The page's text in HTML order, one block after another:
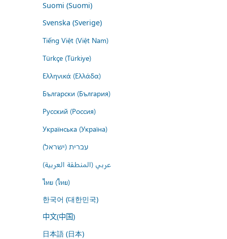
Suomi (Suomi)
Svenska (Sverige)
Tiếng Việt (Việt Nam)
Türkçe (Türkiye)
Ελληνικά (Ελλάδα)
Български (България)
Русский (Россия)
Українська (Україна)
עברית (ישראל)
عربي (المنطقة العربية)
ไทย (ไทย)
한국어 (대한민국)
中文(中国)
日本語 (日本)